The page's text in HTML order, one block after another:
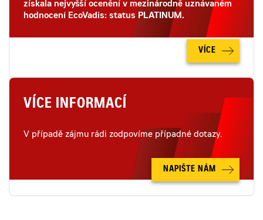
získala nejvyšší ocenění v mezinárodně uznávaném
hodnocení EcoVadis: status PLATINUM.
VÍCE
VÍCE INFORMACÍ
V případě zájmu rádi zodpovíme případné dotazy.
NAPIŠTE NÁM